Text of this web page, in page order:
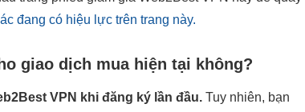
đang có hiệu lực trên trang này.
giao dịch mua hiện tại không?
VPN khi đăng ký lần đầu. Tuy nhiên, bạn